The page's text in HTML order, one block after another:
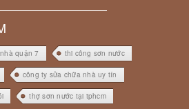
quận 7 thi công sơn nước
công ty sửa chữa nhà uy tín
thợ sơn nước tại tphcm